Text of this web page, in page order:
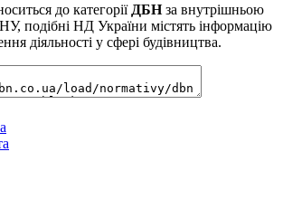
до категорії ДБНза внутрішньою
подібні НД України містять інформацію
діяльності у сфері будівництва.